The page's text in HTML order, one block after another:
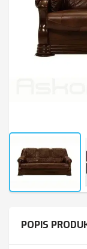
POPIS